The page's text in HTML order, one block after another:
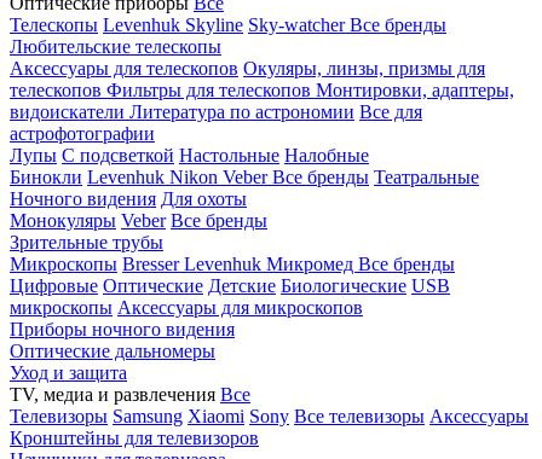
Телескопы Levenhuk Skyline Sky-watcherВсе бренды
Любительские телескопы
Аксессуары для телескопов Окуляры, линзы, призмы для
телескопов Фильтры для телескопов Монтировки, адаптеры,
видоискатели Литература по астрономии Все для
астрофотографии
Лупы С подсветкой Настольные Налобные
Бинокли Levenhuk Nikon VeberВсе бренды Театральные
Ночного видения Для охоты
Монокуляры Veber Все бренды
Зрительные трубы
Микроскопы BresserLevenhuk Микромед Все бренды
Цифровые Оптические Детские Биологические USB
микроскопы Аксессуары для микроскопов
Приборы ночного видения
Оптические дальномеры
Уход и защита
TV, медиа и развлечения Все
Телевизоры Samsung Xiaomi Sony Все телевизоры Аксессуары
Кронштейны для телевизоров